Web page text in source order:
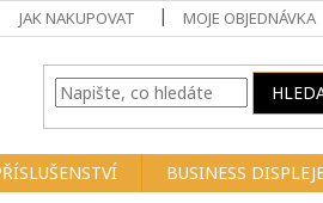
JAK NAKUPOVAT MOJE OBJEDNÁVKA
BUSINESS